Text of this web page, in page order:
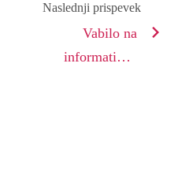
Naslednji prispevek
Vabilo na
informativne